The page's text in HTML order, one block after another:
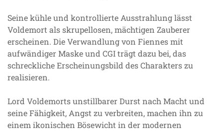
Seine kühle und kontrollierte Ausstrahlung lässt
Voldemort als skrupellosen, mächtigen Zauberer
erscheinen. Die Verwandlung von Fiennes mit
aufwändiger Maske und CGI trägt dazu bei, das
schreckliche Erscheinungsbild des Charakters zu
realisieren.
Lord Voldemorts unstillbarer Durst nach Macht und
seine Fähigkeit, Angst zu verbreiten, machen ihn zu
einem ikonischen Bösewicht in der modernen